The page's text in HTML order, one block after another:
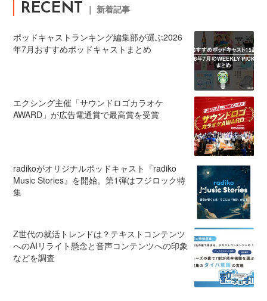
RECENT ｜ 新着記事
ポッドキャストランキング編集部が選ぶ2026
年7月おすすめポッドキャストまとめ
エクシング主催「サウンドロゴカラオケ
AWARD」が広告電通賞で最高賞を受賞
radikoがオリジナルポッドキャスト『radiko
Music Stories』を開始。第1弾はフジロック特
集
Z世代の就活トレンドは？テキストコンテンツ
へのAIリライト懸念と音声コンテンツへの印象
などを調査